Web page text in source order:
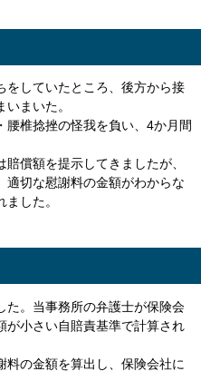
をしていたところ、後方から接
まいた。
腰椎捻挫の怪我を負い、4か月間
償額を提示してきましたが、
適切な慰謝料の金額がわからな
した。
た。当事務所の弁護士が保険会
が小さい自賠責基準で計算され
料の金額を算出し、保険会社に